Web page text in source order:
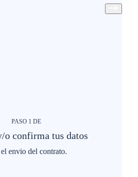
PASO 1 DE
o confirma tus datos
el envio del contrato.